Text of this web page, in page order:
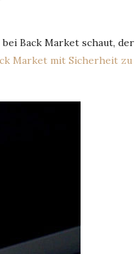
Back Market schaut, der
Market mit Sicherheit zu